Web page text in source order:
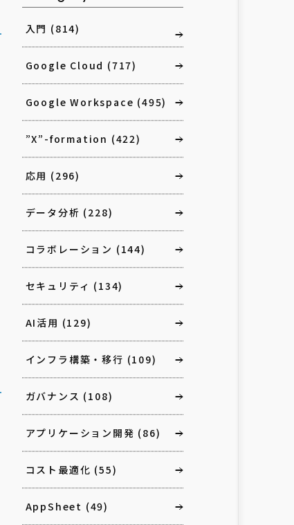
入門 (814)
Google Cloud (717)
Google Workspace (495)
”X”-formation (422)
応用 (296)
データ分析 (228)
コラボレーション (144)
セキュリティ (134)
AI活用 (129)
インフラ構築・移行 (109)
ガバナンス (108)
アプリケーション開発 (86)
コスト最適化 (55)
AppSheet (49)